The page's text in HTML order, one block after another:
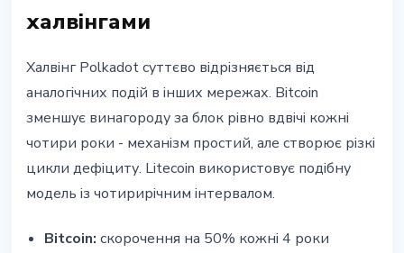
халвінгами
Халвінг Polkadot суттєво відрізняється від
аналогічних подій в інших мережах. Bitcoin
зменшує винагороду за блок рівно вдвічі кожні
чотири роки - механізм простий, але створює різкі
цикли дефіциту. Litecoin використовує подібну
модель із чотирирічним інтервалом.
Bitcoin: скорочення на 50% кожні 4 роки